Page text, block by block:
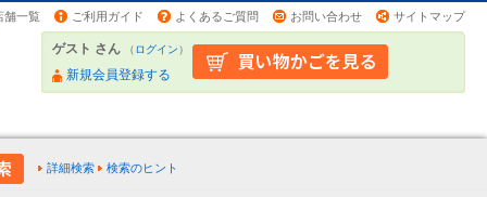
舗一覧 ご利用ガイド よくあるご質問 お問い合わせ サイトマップ
ゲスト さん （ログイン）
新規会員登録する
詳細検索 検索のヒント